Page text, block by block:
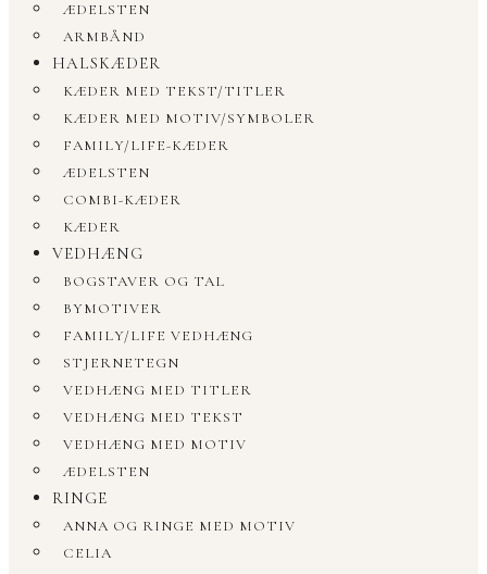
ÆDELSTEN
ARMBÅND
HALSKÆDER
KÆDER MED TEKST/TITLER
KÆDER MED MOTIV/SYMBOLER
FAMILY/LIFE-KÆDER
ÆDELSTEN
COMBI-KÆDER
KÆDER
VEDHÆNG
BOGSTAVER OG TAL
BYMOTIVER
FAMILY/LIFE VEDHÆNG
STJERNETEGN
VEDHÆNG MED TITLER
VEDHÆNG MED TEKST
VEDHÆNG MED MOTIV
ÆDELSTEN
RINGE
ANNA OG RINGE MED MOTIV
CELIA